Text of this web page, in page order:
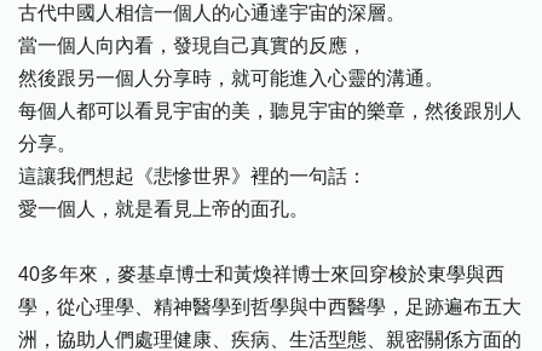
古代中國人相信一個人的心通達宇宙的深層。
當一個人向內看，發現自己真實的反應，
然後跟另一個人分享時，就可能進入心靈的溝通。
每個人都可以看見宇宙的美，聽見宇宙的樂章，然後跟別人
分享。
這讓我們想起《悲慘世界》裡的一句話：
愛一個人，就是看見上帝的面孔。
40多年來，麥基卓博士和黃煥祥博士來回穿梭於東學與西
學，從心理學、精神醫學到哲學與中西醫學，足跡遍布五大
洲，協助人們處理健康、疾病、生活型態、親密關係方面的